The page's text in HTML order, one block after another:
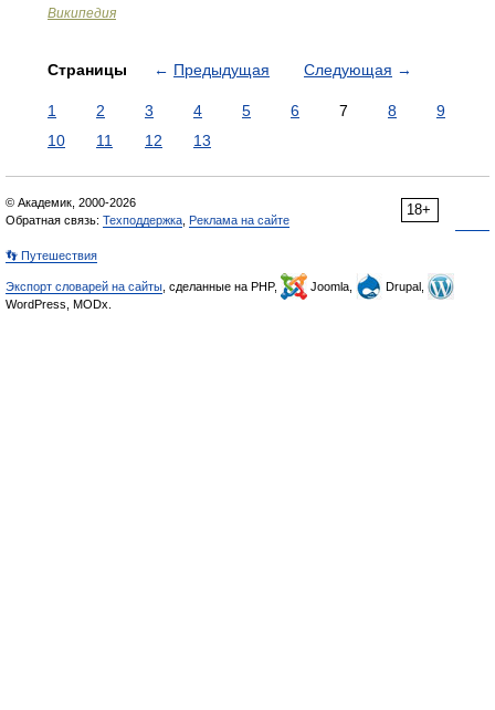
Википедия
Страницы ← Предыдущая Следующая →
1 2 3 4 5 6 7 8
9
10
11 12 13
18+
© Академик, 2000-2026
Обратная связь: Техподдержка Реклама на сайте
👣 Путешествия
Экспорт словарей на сайты , сделанные на PHP, Joomla,
Drupal,
WordPress, MODx.